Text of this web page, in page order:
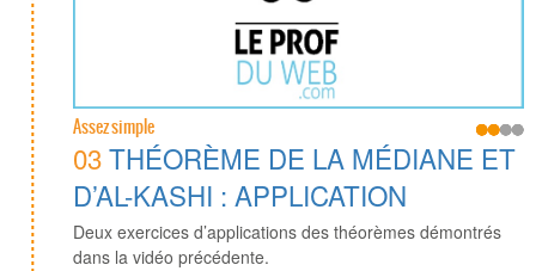
Assez simple
03THÉORÈME DE LA MÉDIANE ET
D’AL-KASHI : APPLICATION
Deux exercices d’applications des théorèmes démontrés
dans la vidéo précédente.